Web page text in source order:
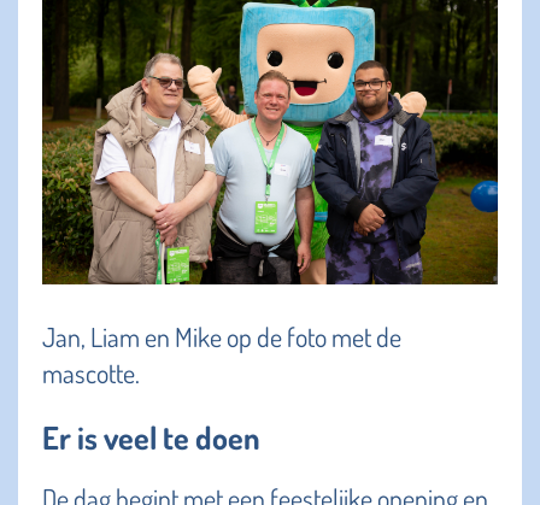
Jan, Liam en Mike op de foto met de
mascotte.
Er is veel te doen
De dag begint met een feestelijke opening en